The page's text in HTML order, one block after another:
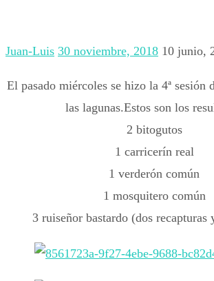
Juan-Luis 30 noviembre, 2018 10 junio,
El pasado miércoles se hizo la 4ª sesión
las lagunas.Estos son los
2 bitogutos
1 carricerín real
1 verderón común
1 mosquitero común
3 ruiseñor bastardo (dos recapturas